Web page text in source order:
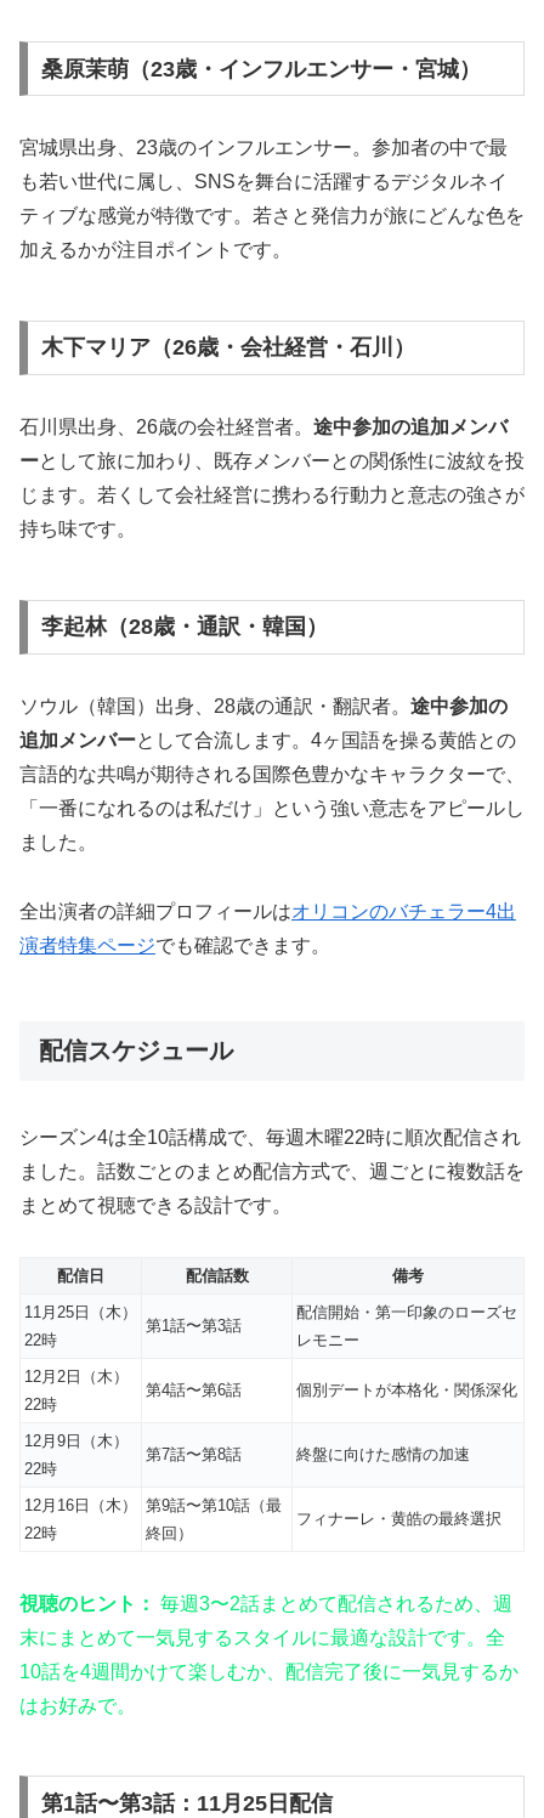
桑原茉萌（23歳・インフルエンサー・宮城）
宮城県出身、23歳のインフルエンサー。参加者の中で最
も若い世代に属し、SNSを舞台に活躍するデジタルネイ
ティブな感覚が特徴です。若さと発信力が旅にどんな色を
加えるかが注目ポイントです。
木下マリア（26歳・会社経営・石川）
石川県出身、26歳の会社経営者。 途中参加の追加メンバ
ーとして旅に加わり、既存メンバーとの関係性に波紋を投
じます。若くして会社経営に携わる行動力と意志の強さが
持ち味です。
李起林（28歳・通訳・韓国）
ソウル（韓国）出身、28歳の通訳・翻訳者。 途中参加の
追加メンバーとして合流します。4ヶ国語を操る黄皓との
言語的な共鳴が期待される国際色豊かなキャラクターで、
「一番になれるのは私だけ」という強い意志をアピールし
ました。
全出演者の詳細プロフィールはオリコンのバチェラー4出
演者特集ページでも確認できます。
配信スケジュール
シーズン4は全10話構成で、毎週木曜22時に順次配信され
ました。話数ごとのまとめ配信方式で、週ごとに複数話を
まとめて視聴できる設計です。
配信日 配信話数
備考
11月25日（木）
22時
第1話〜第3話
配信開始・第一印象のローズセ
レモニー
12月2日（木）
22時
第4話〜第6話 個別デートが本格化・関係深化
12月9日（木）
22時
第7話〜第8話 終盤に向けた感情の加速
12月16日（木）
22時
第9話〜第10話（最
終回）
フィナーレ・黄皓の最終選択
視聴のヒント： 毎週3〜2話まとめて配信されるため、週
末にまとめて一気見するスタイルに最適な設計です。全
10話を4週間かけて楽しむか、配信完了後に一気見するか
はお好みで。
第1話〜第3話：11月25日配信